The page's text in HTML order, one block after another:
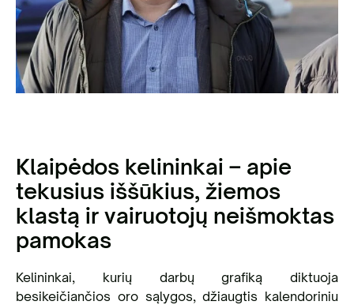
Klaipėdos kelininkai – apie
tekusius iššūkius, žiemos
klastą ir vairuotojų neišmoktas
pamokas
Kelininkai, kurių darbų grafiką diktuoja
besikeičiančios oro sąlygos, džiaugtis kalendoriniu